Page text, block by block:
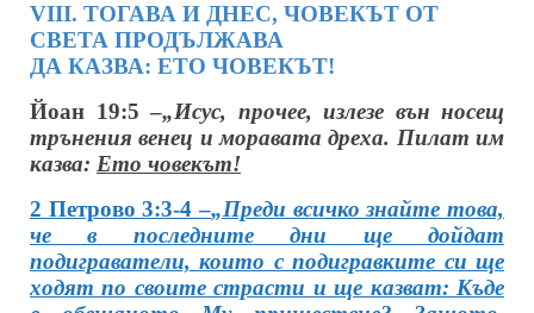
VІІІ. ТОГАВА И ДНЕС, ЧОВЕКЪТ ОТ
СВЕТА ПРОДЪЛЖАВА
ДА КАЗВА: ЕТО ЧОВЕКЪТ!
Йоан 19:5 –„Исус, прочее, излезе вън носещ
трънения венец и моравата дреха. Пилат им
казва: Ето човекът!
2 Петрово 3:3-4 –„Преди всичко знайте това,
че в последните дни ще дойдат
подиграватели, които с подигравките си ще
ходят по своите страсти и ще казват: Къде